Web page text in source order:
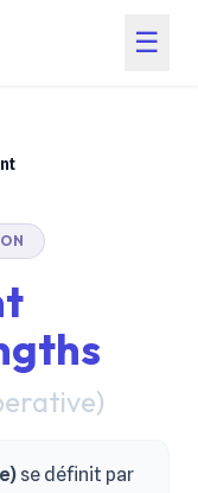
☰
se définit par